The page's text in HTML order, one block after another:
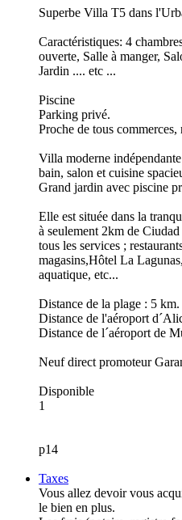
Superbe Villa T5 dans
Caractéristiques: 4
ouverte, Salle à manger,
Jardin .... etc ...
Piscine
Parking privé.
Proche de tous commerces,
Villa moderne
bain, salon et cuisine
Grand jardin avec piscine
Elle est située dans la
à seulement 2km de
tous les services ;
magasins,Hôtel La
aquatique, etc...
Distance de la plage : 5 km.
Distance de l'aéroport
Distance de l´aéroport de
Neuf direct promoteur
Disponible
1
p14
Taxes
Vous allez devoir vous
le bien en plus.